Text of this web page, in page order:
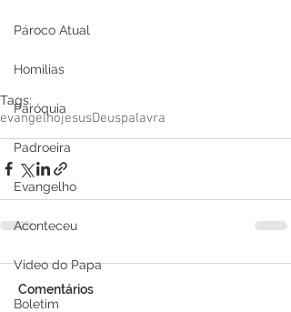
Pároco Atual
Homilias
Paróquia
Padroeira
Evangelho
Aconteceu
Video do Papa
Boletim
Tags:
evangelhojesusDeuspalavra
Comentários